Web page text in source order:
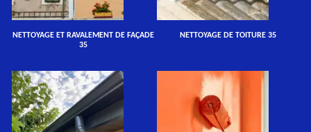
NETTOYAGE ET RAVALEMENT DE FAÇADE
35
NETTOYAGE DE TOITURE 35